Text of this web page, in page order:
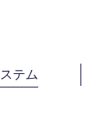
テム